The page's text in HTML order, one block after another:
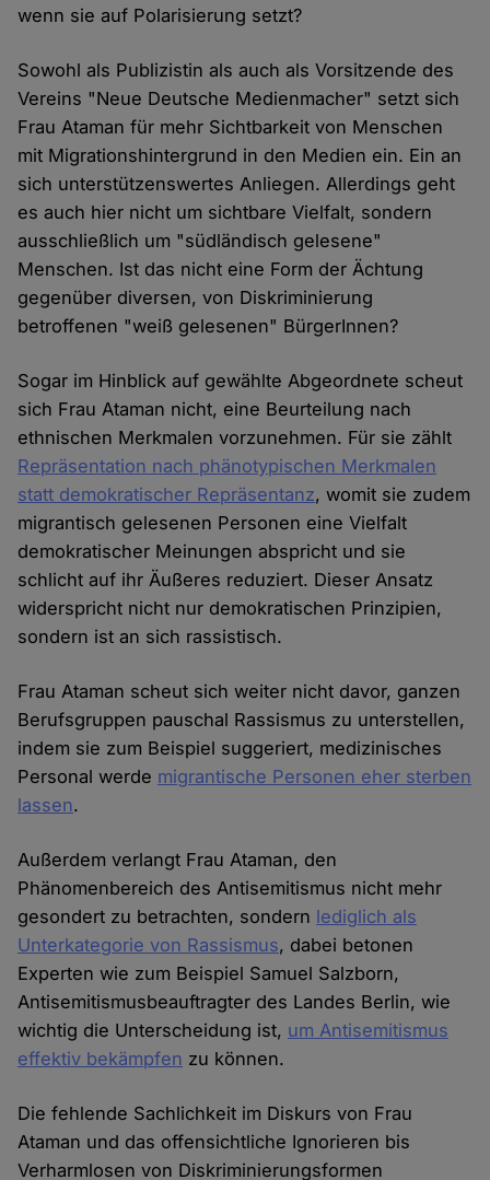
wenn sie auf Polarisierung setzt?
Sowohl als Publizistin als auch als Vorsitzende des
Vereins "Neue Deutsche Medienmacher" setzt sich
Frau Ataman für mehr Sichtbarkeit von Menschen
mit Migrationshintergrund in den Medien ein. Ein an
sich unterstützenswertes Anliegen. Allerdings geht
es auch hier nicht um sichtbare Vielfalt, sondern
ausschließlich um "südländisch gelesene"
Menschen. Ist das nicht eine Form der Ächtung
gegenüber diversen, von Diskriminierung
betroffenen "weiß gelesenen" BürgerInnen?
Sogar im Hinblick auf gewählte Abgeordnete scheut
sich Frau Ataman nicht, eine Beurteilung nach
ethnischen Merkmalen vorzunehmen. Für sie zählt
Repräsentation nach phänotypischen Merkmalen
statt demokratischer Repräsentanz, womit sie zudem
migrantisch gelesenen Personen eine Vielfalt
demokratischer Meinungen abspricht und sie
schlicht auf ihr Äußeres reduziert. Dieser Ansatz
widerspricht nicht nur demokratischen Prinzipien,
sondern ist an sich rassistisch.
Frau Ataman scheut sich weiter nicht davor, ganzen
Berufsgruppen pauschal Rassismus zu unterstellen,
indem sie zum Beispiel suggeriert, medizinisches
Personal werde migrantische Personen eher sterben
lassen.
Außerdem verlangt Frau Ataman, den
Phänomenbereich des Antisemitismus nicht mehr
gesondert zu betrachten, sondern lediglich als
Unterkategorie von Rassismus, dabei betonen
Experten wie zum Beispiel Samuel Salzborn,
Antisemitismusbeauftragter des Landes Berlin, wie
wichtig die Unterscheidung ist, um Antisemitismus
effektiv bekämpfen zu können.
Die fehlende Sachlichkeit im Diskurs von Frau
Ataman und das offensichtliche Ignorieren bis
Verharmlosen von Diskriminierungsformen